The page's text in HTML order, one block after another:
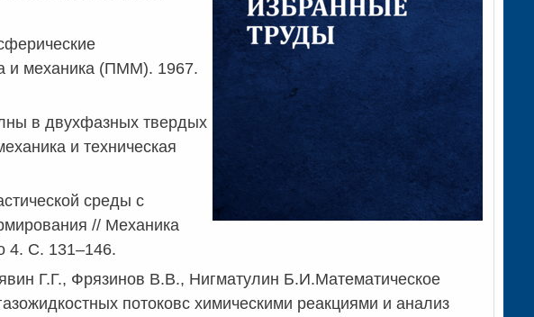
и механика (ПММ). 1967.
в двухфазных твердых
и техническая
среды с
// Механика
4. С. 131–146.
Г.Г., Фрязинов В.В., Нигматулин Б.И.Математическое
потоковс химическими реакциями и анализ